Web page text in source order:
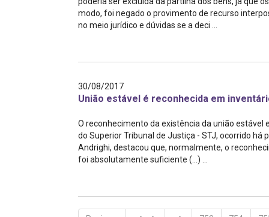
modo, foi negado o provimento de recurso
no meio jurídico e dúvidas se a deci ...
30/08/2017
União estável é reconhecida em
O reconhecimento da existência da união
do Superior Tribunal de Justiça - STJ, ocorrido há
Andrighi, destacou que, normalmente, o
foi absolutamente suficiente (...) ...